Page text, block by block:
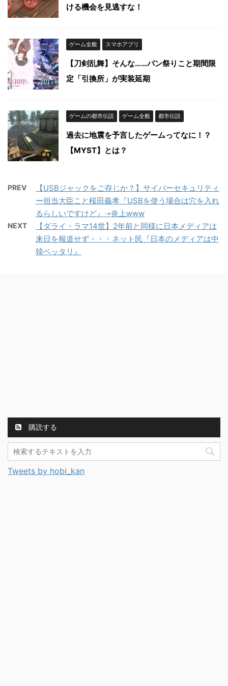
ける機会を見逃すな！
ゲーム全般 スマホアプリ
【刀剣乱舞】そんな……パン祭りこと期間限
定「引換所」が実装延期
ゲームの都市伝説 ゲーム全般 都市伝説
過去に地震を予言したゲームってなに！？
【MYST】とは？
PREV
【USBジャックをご存じか？】サイバーセキュリティ
ー担当大臣こと桜田義孝『USBを使う場合は穴を入れ
るらしいですけど』➝炎上www
NEXT
【ダライ・ラマ14世】2年前と同様に日本メディアは
来日を報道せず・・・ネット民『日本のメディアは中
韓ベッタリ』
購読する
Tweets by hobi_kan